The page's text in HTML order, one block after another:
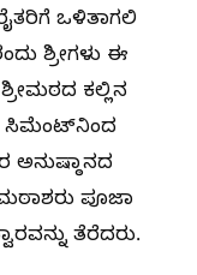
ಒಳಿತಾಗಲಿ
ಶ್ರೀಗಳು ಈ
ಶ್ರೀಮಠದ ಕಲ್ಲಿನ
ಸಿಮೆಂಟ್‌ನಿಂದ
ಅನುಷ್ಠಾನದ
ಪೂಜಾ
ತೆರೆದರು.